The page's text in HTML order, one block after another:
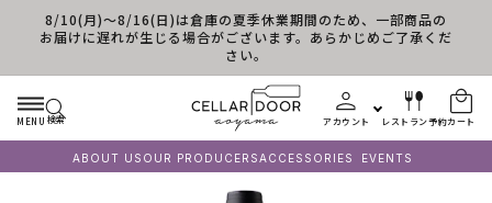
コンテンツに進む
8/10(月)～8/16(日)は倉庫の夏季休業期間のため、一部商品の
お届けに遅れが生じる場合がございます。あらかじめご了承くだ
さい。
MENU 検索 アカウント レストラン予約カート
ABOUT US OUR PRODUCERSACCESSORIES EVENTS